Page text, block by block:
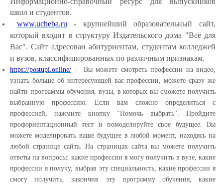
школ и студентов.
www.ucheba.ru - крупнейший образовательный сайт,
который входит в структуру Издательского дома "Всё для
Вас". Сайт адресован абитуриентам, студентам колледжей
и вузов, классифицированных по различным признакам.
https://postupi.online/ - Вы можете смотреть профессии на видео,
узнать больше об интересующей вас профессии, можете сразу же
найти программы обучения, вузы, в которых вы сможете получить
выбранную профессию. Если вам сложно определиться с
профессией, нажмите кнопку "Помочь выбрать". Пройдите
профориентационный тест и помоделируйте свое будущее. Вы
можете моделировать ваше будущее в любой момент, находясь на
любой странице сайта. На страницах сайта вы можете получить
ответы на вопросы: какие профессии я могу получить в вузе, какие
профессии я получу, выбрав эту специальность, какие профессии я
смогу получить, закончив эту программу обучения, какие